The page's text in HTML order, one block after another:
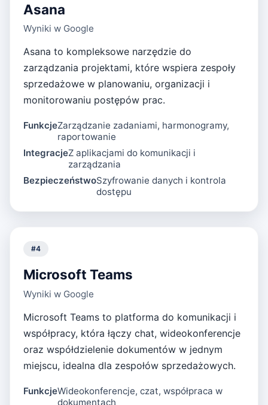
Asana
Wyniki w Google
Asana to kompleksowe narzędzie do
zarządzania projektami, które wspiera zespoły
sprzedażowe w planowaniu, organizacji i
monitorowaniu postępów prac.
FunkcjeZarządzanie zadaniami, harmonogramy,
raportowanie
IntegracjeZ aplikacjami do komunikacji i
zarządzania
BezpieczeństwoSzyfrowanie danych i kontrola
dostępu
#4
Microsoft Teams
Wyniki w Google
Microsoft Teams to platforma do komunikacji i
współpracy, która łączy chat, wideokonferencje
oraz współdzielenie dokumentów w jednym
miejscu, idealna dla zespołów sprzedażowych.
FunkcjeWideokonferencje, czat, współpraca w
dokumentach